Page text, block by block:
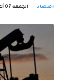
اقتصاد الجمعة 07 أغسطس 9:14 ص